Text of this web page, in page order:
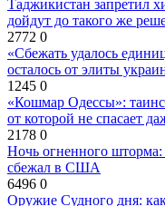
Таджикистан запретил
дойдут до такого же
2772 0
«Сбежать удалось
осталось от элиты
1245 0
«Кошмар Одессы»:
от которой не спасает
2178 0
Ночь огненного шторма:
сбежал в США
6496 0
Оружие Судного дня: